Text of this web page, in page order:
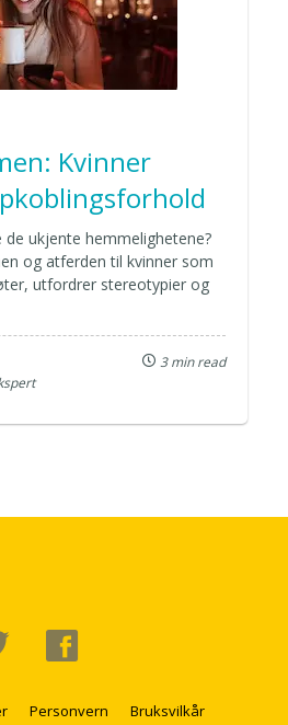
Kvinner
de ukjente hemmelighetene?
og atferden til kvinner som
utfordrer stereotypier og
3 min read
Personvern Bruksvilkår